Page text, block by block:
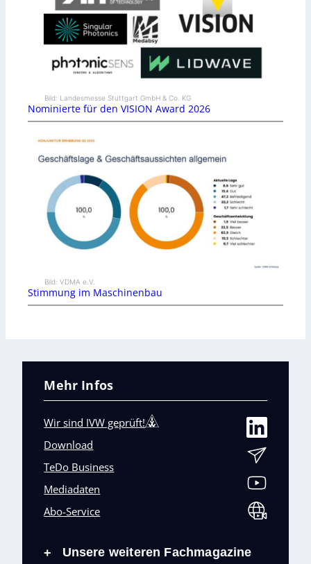
Bild: Landesmesse Stuttgart GmbH & Co. KG
Nominierte für den VISION Award 2026
Bild: VDMA e.V.
Stimmung im Maschinenbau
Mehr Infos
Wir sind IVW geprüft!
Download
TeDo Business
Mediadaten
Abo-Service
+ Unsere weiteren Fachmagazine